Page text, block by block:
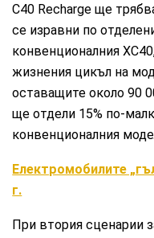
C40 Recharge ще
се изравни по
конвенционалния
жизнения цикъл на
оставащите около 90
ще отдели 15% по-
конвенционалния
Електромобилите
г.
При втория сценарии